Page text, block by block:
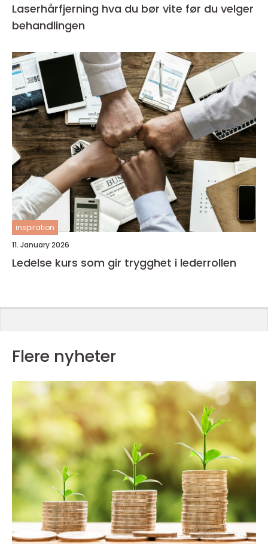
Laserhårfjerning hva du bør vite før du velger
behandlingen
inspiration
11. January 2026
Ledelse kurs som gir trygghet i lederrollen
Flere nyheter